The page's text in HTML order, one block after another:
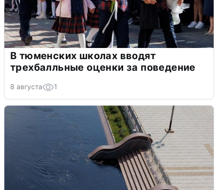
В тюменских школах вводят
трехбалльные оценки за поведение
8 августа 1